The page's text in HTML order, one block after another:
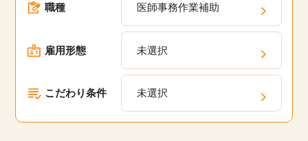
職種 医師事務作業補助
雇用形態 未選択
こだわり条件 未選択